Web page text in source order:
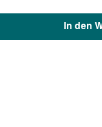
In den